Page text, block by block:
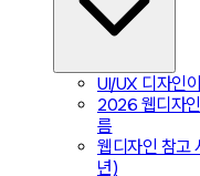
UI/UX 디자인
2026 웹디자
름
웹디자인 참고
년)